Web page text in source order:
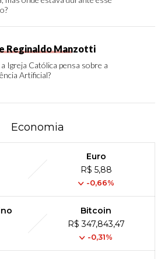
Reginaldo Manzotti
Igreja Católica pensa sobre a
Artificial?
Economia
Euro
R$ 5,88
-0,66%
Bitcoin
R$ 347,843,47
-0,31%